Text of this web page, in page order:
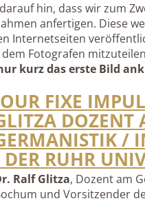
hin, dass wir zum
anfertigen. Diese
Internetseiten
Fotografen
kurz das erste Bild
FIXE
DOZENT
/
DER RUHR
Ralf Glitza, Dozent am
und Vorsitzender